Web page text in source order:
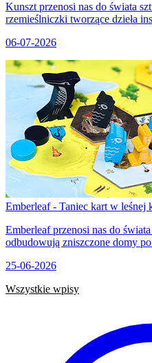
Kunszt przenosi nas do świata
rzemieślniczki tworzące dzieła
06-07-2026
Emberleaf - Taniec kart w leśnej
Emberleaf przenosi nas do
odbudowują zniszczone domy
25-06-2026
Wszystkie wpisy